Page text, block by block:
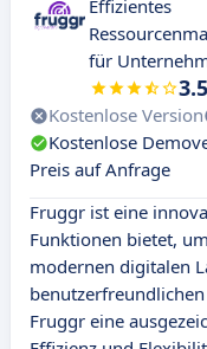
Effizientes
für
3.5
Kostenlose Version
Kostenlose
Preis auf Anfrage
Fruggr ist eine
Funktionen bietet,
modernen digitalen
Fruggr eine